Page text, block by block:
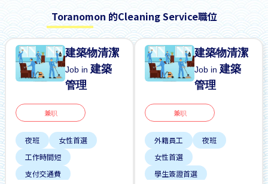
Toranomon 的Cleaning Service職位
建築物清潔
Job in 建築
管理
兼职
夜班
女性首選
工作時間短
支付交通費
建築物清潔
Job in 建築
管理
兼职
外籍員工
夜班
女性首選
學生簽證首選